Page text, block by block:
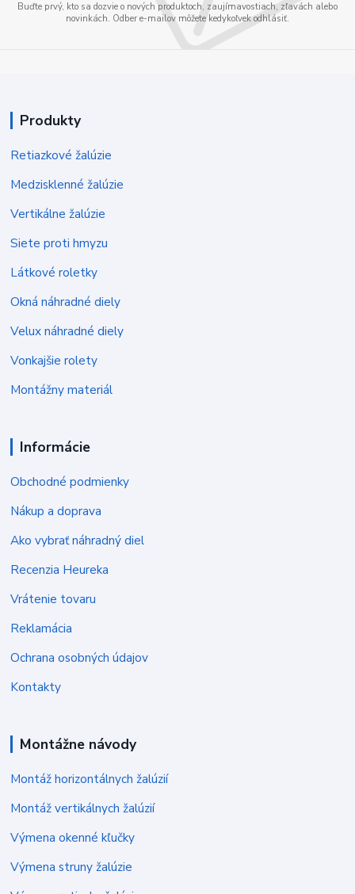
Buďte prvý, kto sa dozvie o nových produktoch, zaujímavostiach, zľavách alebo
novinkách. Odber e-mailov môžete kedykoľvek odhlásiť.
Produkty
Retiazkové žalúzie
Medzisklenné žalúzie
Vertikálne žalúzie
Siete proti hmyzu
Látkové roletky
Okná náhradné diely
Velux náhradné diely
Vonkajšie rolety
Montážny materiál
Informácie
Obchodné podmienky
Nákup a doprava
Ako vybrať náhradný diel
Recenzia Heureka
Vrátenie tovaru
Reklamácia
Ochrana osobných údajov
Kontakty
Montážne návody
Montáž horizontálnych žalúzií
Montáž vertikálnych žalúzií
Výmena okenné kľučky
Výmena struny žalúzie